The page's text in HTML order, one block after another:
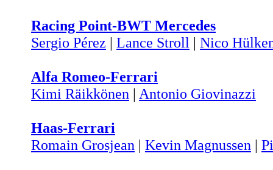
Racing Point-BWT Mercedes
Sergio Pérez | Lance Stroll | Nico
Alfa Romeo-Ferrari
Kimi Räikkönen | Antonio Giovinazzi
Haas-Ferrari
Romain Grosjean | Kevin Magnussen |